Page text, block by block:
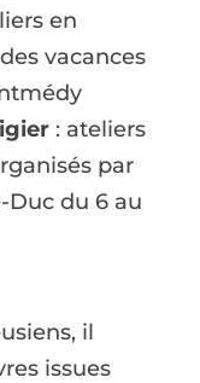
en
vacances
: ateliers
par
Duc du 6 au
il
issues